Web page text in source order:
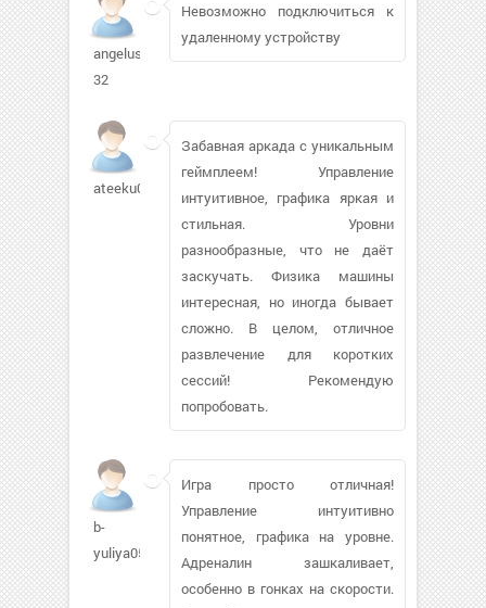
angelus-
32
Невозможно подключиться к
удаленному устройству
ateeku06
Забавная аркада с уникальным
геймплеем! Управление
интуитивное, графика яркая и
стильная. Уровни
разнообразные, что не даёт
заскучать. Физика машины
интересная, но иногда бывает
сложно. В целом, отличное
развлечение для коротких
сессий! Рекомендую
попробовать.
b-
yuliya05
Игра просто отличная!
Управление интуитивно
понятное, графика на уровне.
Адреналин зашкаливает,
особенно в гонках на скорости.